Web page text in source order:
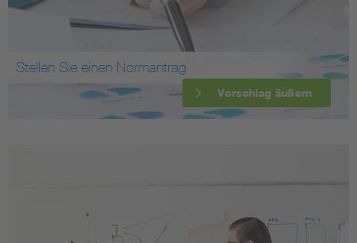
Stellen Sie einen Normantrag
Vorschlag äußern